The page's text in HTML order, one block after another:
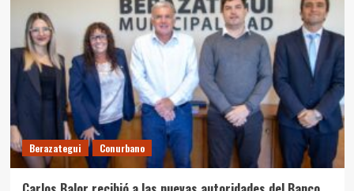
Berazategui Conurbano